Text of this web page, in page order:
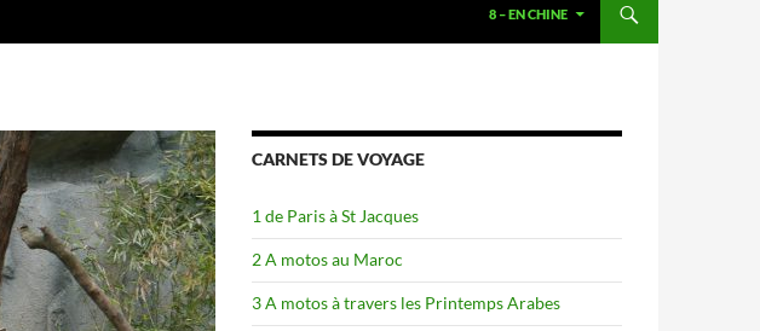
8 – EN CHINE
CARNETS DE VOYAGE
1 de Paris à St Jacques
2 A motos au Maroc
3 A motos à travers les Printemps Arabes